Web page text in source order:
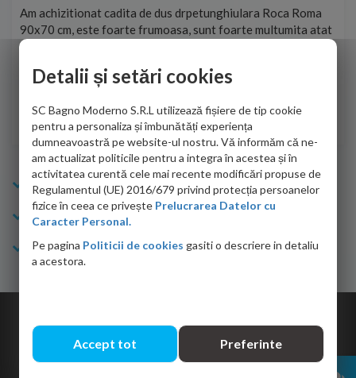
Am achizitionat cadita de dus drpetunghiulara Roca Roma
90x70 cm, este foarte frumoasa, sunt foarte multumita atat
de personalul firmei dvs. cu care am colaborat in obtinerea
adus coletul in siguranta.Numai bine, va doresc!
Sofrone Viviana -28.07.2026
Info Bagno
Cumparaturi
Suport clienti
Detalii și setări cookies
SC Bagno Moderno S.R.L utilizează fișiere de tip cookie
pentru a personaliza și îmbunătăți experiența
dumneavoastră pe website-ul nostru. Vă informăm că ne-
am actualizat politicile pentru a integra în acestea și în
activitatea curentă cele mai recente modificări propuse de
Regulamentul (UE) 2016/679 privind protecția persoanelor
fizice în ceea ce privește Prelucrarea Datelor cu
Caracter Personal.
Pe pagina Politicii de cookies gasiti o descriere in detaliu
a acestora.
Accept tot Preferinte